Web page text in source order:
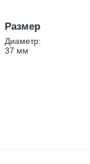
Размер
Диаметр:
37 мм